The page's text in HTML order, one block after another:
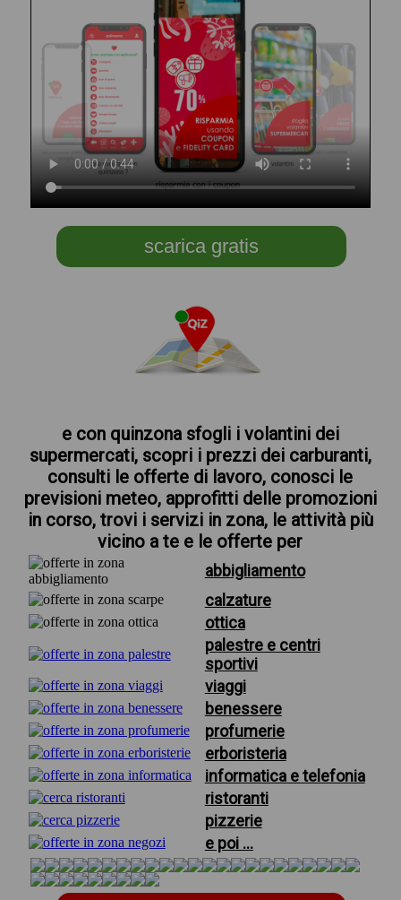
scarica gratis
e con quinzona sfogli i volantini dei
supermercati, scopri i prezzi dei carburanti,
consulti le offerte di lavoro, conosci le
previsioni meteo, approfitti delle promozioni
in corso, trovi i servizi in zona, le attività più
vicino a te e le offerte per
abbigliamento
calzature
ottica
palestre e centri
sportivi
viaggi
benessere
profumerie
erboristeria
informatica e telefonia
ristoranti
pizzerie
e poi ...